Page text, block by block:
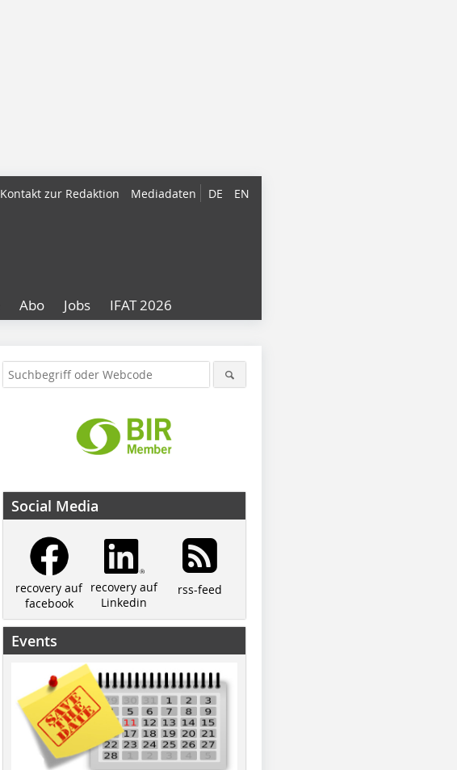
DE EN
Kontakt zur Redaktion Mediadaten
Abo Jobs IFAT 2026
Social Media
recovery auf
facebook
recovery auf
Linkedin
rss-feed
Events